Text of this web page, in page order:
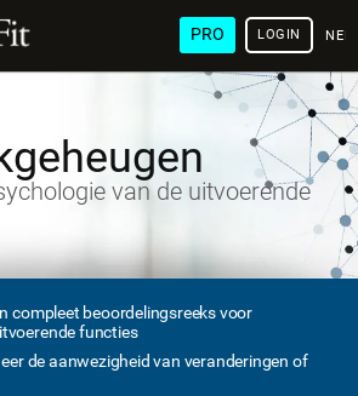
PRO LOGIN
van de uitvoerende
compleet beoordelingsreeks voor
functies
de aanwezigheid van veranderingen of